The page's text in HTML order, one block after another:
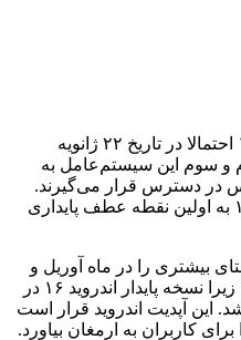
طبق گفته او، اولین بتای اندروید ۱۶ احتمالا در تاریخ ۲۲ ژانویه
و سوم این سیستم‌عامل به
تاریخ ۱۹ فوریه و ۱۲ مارس در دسترس قرار می‌گیرند.
پس از انتشار سومین بتا، اندروید ۱۶ به اولین نقطه عطف پایداری
بیشتری را در ماه آوریل و
می برای آزمایش نهایی منتشر کند؛ زیرا نسخه پایدار اندروید ۱۶ در
خواهد شد. این آپدیت اندروید قرار است
کاربران به ارمغان بیاورد.